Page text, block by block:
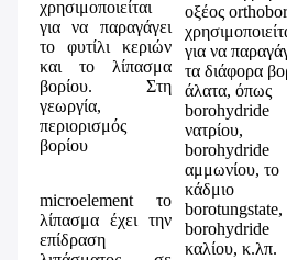
χρησιμοποιείται
για να παραγάγει
το φυτίλι κεριών
και το λίπασμα
βορίου. Στη
γεωργία,
περιορισμός
βορίου
microelement το
λίπασμα έχει την
επίδραση
οξέος
για να
τα διάφορα
άλατα, όπως
borohydride
νατρίου,
borohydride
αμμωνίου, το
κάδμιο
borotungstate,
borohydride
καλίου, κ.λπ.